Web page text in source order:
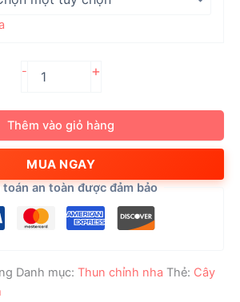
-
hàm
ELASTICS
ATTACHERS
số
lượng
+
Thêm vào giỏ hàng
MUA NGAY
toán an toàn được đảm bảo
Danh mục: Thun chỉnh nha Thẻ: Cây